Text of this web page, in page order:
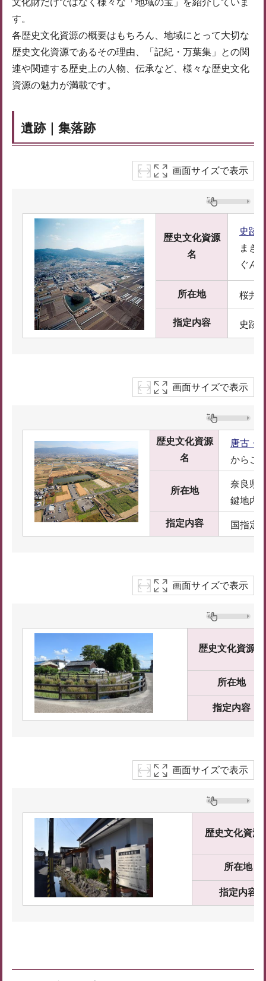
文化財だけではなく様々な「地域の宝」を紹介していま
す。
各歴史文化資源の概要はもちろん、地域にとって大切な
歴史文化資源であるその理由、「記紀・万葉集」との関
連や関連する歴史上の人物、伝承など、様々な歴史文化
資源の魅力が満載です。
遺跡｜集落跡
画面サイズで表示
歴史文化資源
名
史跡
まき
ぐん
所在地 桜井
指定内容 史跡
画面サイズで表示
歴史文化資源
名
唐古・
からこ
所在地
奈良県
鍵地内
指定内容 国指定
画面サイズで表示
歴史文化資源名
所在地
指定内容
画面サイズで表示
歴史文化資源
所在地
指定内容